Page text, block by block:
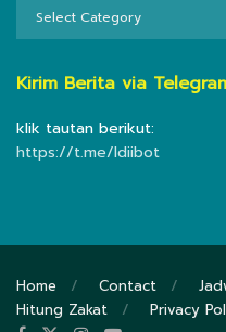
Kirim Berita via
klik tautan berikut:
https://t.me/ldiibot
Home Contact
Hitung Zakat
Privacy